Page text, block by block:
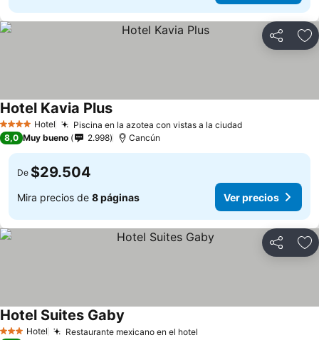
Compartir
4 EstrellasHotel Piscina en la azotea con vistas a la ciudad
Hotel Kavia Plus
8,0 Muy bueno 2.998 Cancún
De $29.504
Mira precios de 8 páginas Ver precios
Compartir
3 Estrellas
Hotel Restaurante mexicano en el hotel
Hotel Suites Gaby